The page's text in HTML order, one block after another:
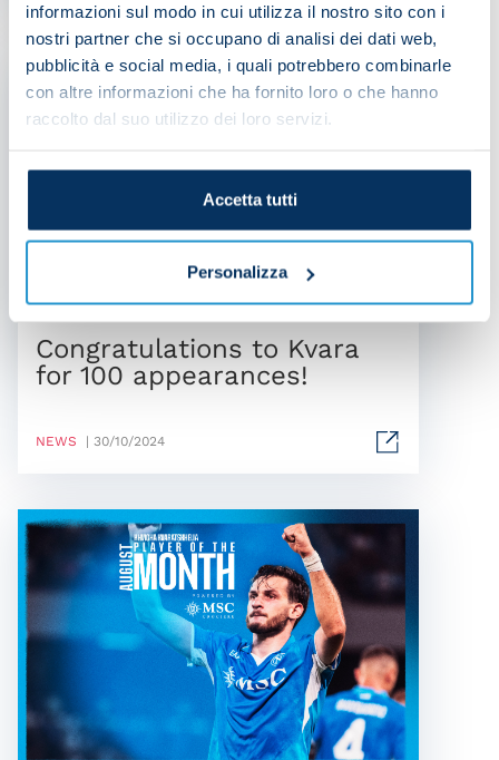
informazioni sul modo in cui utilizza il nostro sito con i
nostri partner che si occupano di analisi dei dati web,
pubblicità e social media, i quali potrebbero combinarle
con altre informazioni che ha fornito loro o che hanno
raccolto dal suo utilizzo dei loro servizi.
Accetta tutti
Personalizza
Congratulations to Kvara
for 100 appearances!
NEWS | 30/10/2024